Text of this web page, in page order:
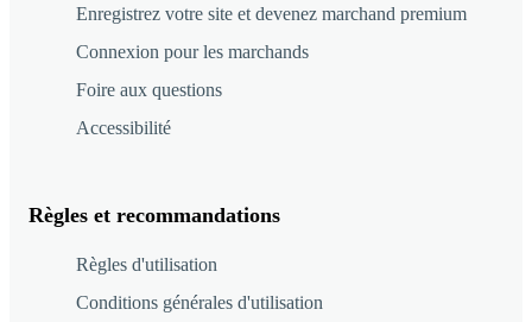
Enregistrez votre site et devenez marchand premium
Connexion pour les marchands
Foire aux questions
Accessibilité
Règles et recommandations
Règles d'utilisation
Conditions générales d'utilisation